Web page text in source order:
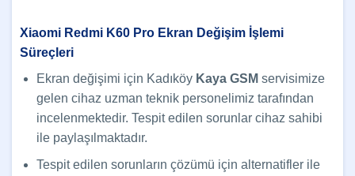
Xiaomi Redmi K60 Pro Ekran Değişim İşlemi
Süreçleri
Ekran değişimi için Kadıköy Kaya GSM servisimize
gelen cihaz uzman teknik personelimiz tarafından
incelenmektedir. Tespit edilen sorunlar cihaz sahibi
ile paylaşılmaktadır.
Tespit edilen sorunların çözümü için alternatifler ile